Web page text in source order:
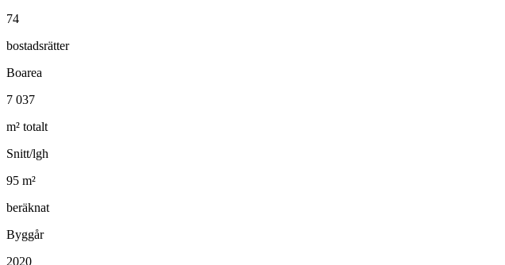
74
bostadsrätter
Boarea
7 037
m² totalt
Snitt/lgh
95 m²
beräknat
Byggår
2020